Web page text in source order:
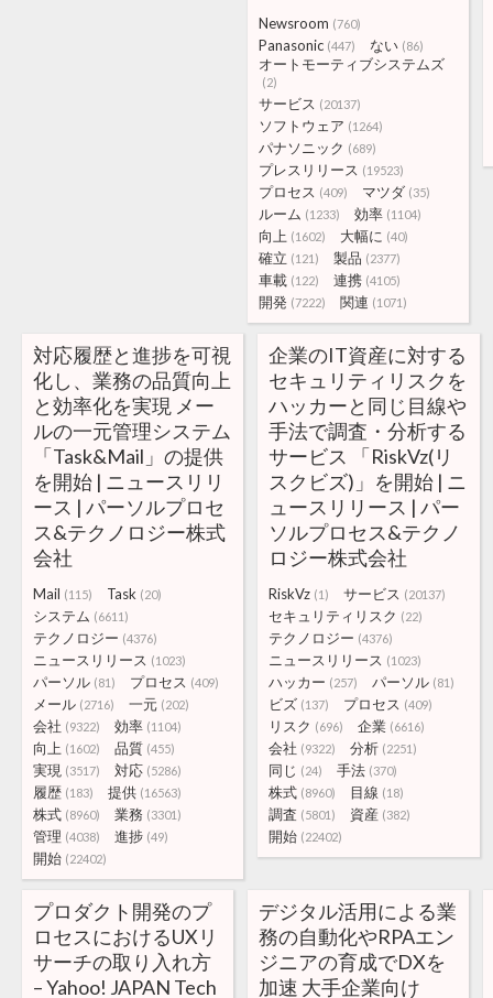
Newsroom (760)
Panasonic (447) ない (86)
オートモーティブシステムズ
(2)
サービス (20137)
ソフトウェア (1264)
パナソニック (689)
プレスリリース (19523)
プロセス (409) マツダ (35)
ルーム (1233) 効率 (1104)
向上 (1602) 大幅に (40)
確立 (121) 製品 (2377)
車載 (122) 連携 (4105)
開発 (7222) 関連 (1071)
対応履歴と進捗を可視
化し、業務の品質向上
と効率化を実現 メー
ルの一元管理システム
「Task&Mail」の提供
を開始 | ニュースリリ
ース | パーソルプロセ
ス&テクノロジー株式
会社
Mail (115) Task (20)
システム (6611)
テクノロジー (4376)
ニュースリリース (1023)
パーソル (81) プロセス (409)
メール (2716) 一元 (202)
会社 (9322) 効率 (1104)
向上 (1602) 品質 (455)
実現 (3517) 対応 (5286)
履歴 (183) 提供 (16563)
株式 (8960) 業務 (3301)
管理 (4038) 進捗 (49)
開始 (22402)
企業のIT資産に対する
セキュリティリスクを
ハッカーと同じ目線や
手法で調査・分析する
サービス 「RiskVz(リ
スクビズ)」を開始 | ニ
ュースリリース | パー
ソルプロセス&テクノ
ロジー株式会社
RiskVz (1) サービス (20137)
セキュリティリスク (22)
テクノロジー (4376)
ニュースリリース (1023)
ハッカー (257) パーソル (81)
ビズ (137) プロセス (409)
リスク (696) 企業 (6616)
会社 (9322) 分析 (2251)
同じ (24) 手法 (370)
株式 (8960) 目線 (18)
調査 (5801) 資産 (382)
開始 (22402)
プロダクト開発のプ
ロセスにおけるUXリ
サーチの取り入れ方
– Yahoo! JAPAN Tech
デジタル活用による業
務の自動化やRPAエン
ジニアの育成でDXを
加速 大手企業向け